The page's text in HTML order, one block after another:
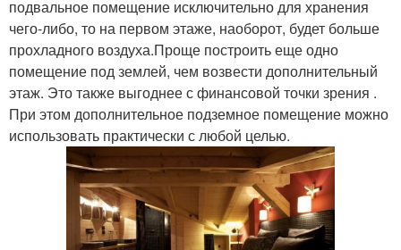
подвальное помещение исключительно для хранения
чего-либо, то на первом этаже, наоборот, будет больше
прохладного воздуха.Проще построить еще одно
помещение под землей, чем возвести дополнительный
этаж. Это также выгоднее с финансовой точки зрения .
При этом дополнительное подземное помещение можно
использовать практически с любой целью.